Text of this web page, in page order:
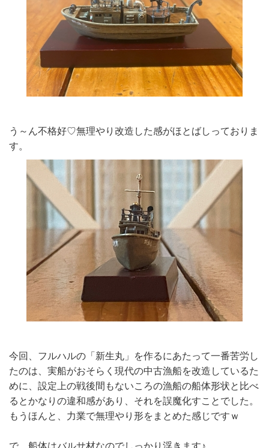
う～ん不格好♡無理やり改造した感がほとばしっておりま
す。
今回、フルハルの「新生丸」を作るにあたって一番苦労し
たのは、実船がおそらく現代の中古漁船を改造しているた
めに、設定上の戦後間もないころの漁船の船体形状と比べ
るとかなりの違和感があり、それを誤魔化すことでした。
もうほんと、力業で無理やり形をまとめた感じですｗ
で、船体はバルサ材なのでしっかり浮きます♪